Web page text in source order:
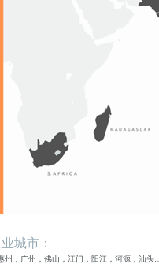
城市：
州，广州，佛山，江门，阳江，河源，汕头…